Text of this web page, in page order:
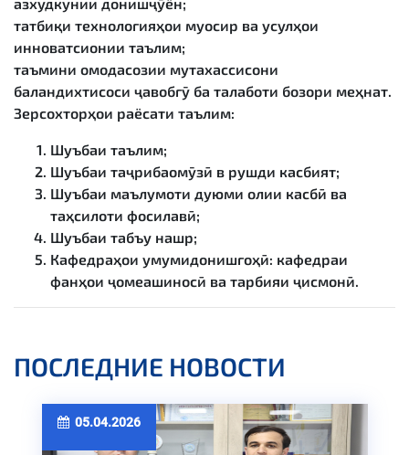
татбиқи технологияҳои муосир ва усулҳои
инноватсионии таълим;
таъмини омодасозии мутахассисони
баландихтисоси ҷавобгӯ ба талаботи бозори меҳнат.
Зерсохторҳои раёсати таълим:
Шуъбаи таълим;
Шуъбаи таҷрибаомӯзӣ в рушди касбият;
Шуъбаи маълумоти дуюми олии касбӣ ва
таҳсилоти фосилавӣ;
Шуъбаи табъу нашр;
Кафедраҳои умумидонишгоҳӣ: кафедраи
фанҳои ҷомеашиносӣ ва тарбияи ҷисмонӣ.
ПОСЛЕДНИЕ НОВОСТИ
05.04.2026